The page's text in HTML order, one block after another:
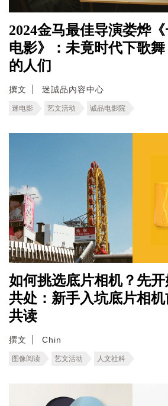
2024金马最佳导演娄烨
电影》：未竟时代下歌
的人们
撰文 迷誠品內容中心
迷电影 艺文活动 诚品电影院
如何挑选底片相机？先
共处：新手入坑底片相
共读
撰文 Chin
图像阅读 艺文活动 人文社科